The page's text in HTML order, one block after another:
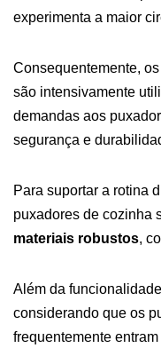
experimenta a maior
Consequentemente,
são intensivamente
demandas aos
segurança e
Para suportar a rotina
puxadores de cozinha
materiais robustos,
Além da
considerando que os
frequentemente